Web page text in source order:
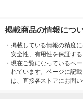
掲載商品の情報につ
・ 掲載している情報の精度
安全性、有用性を保証する
・ 現在ご覧になっているペ
れています。ページに記
は、直接各ストアにお問い